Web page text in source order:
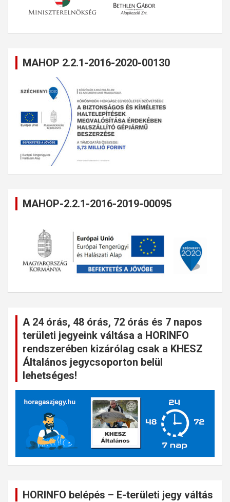
MAHOP 2.2.1-2016-2020-00130
MAHOP-2.2.1-2016-2019-00095
A 24 órás, 48 órás, 72 órás és 7 napos
területi jegyeink váltása a HORINFO
rendszerében kizárólag csak a KHESZ
Általános jegycsoporton belül
lehetséges!
HORINFO belépés – E-területi jegy váltás